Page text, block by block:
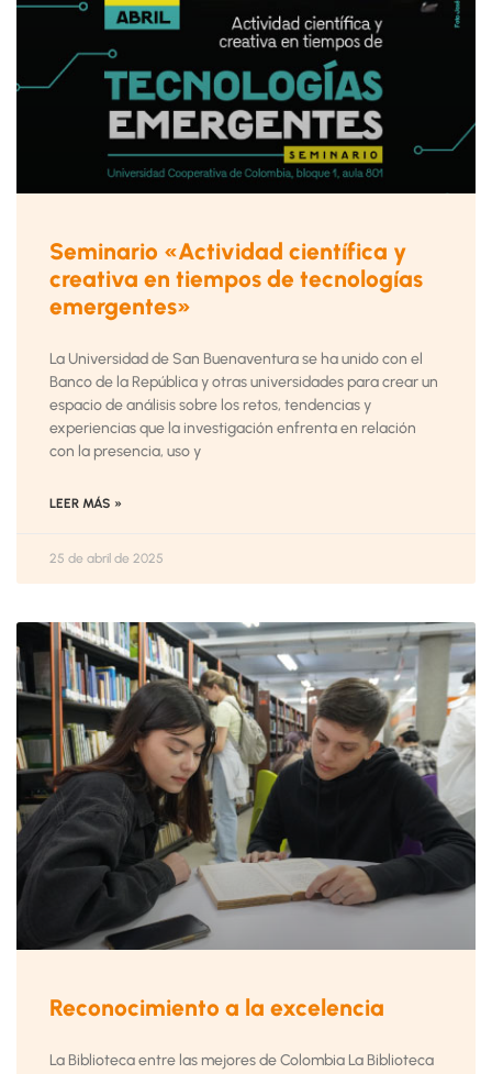
Seminario «Actividad científica y
creativa en tiempos de tecnologías
emergentes»
La Universidad de San Buenaventura se ha unido con el
Banco de la República y otras universidades para crear un
espacio de análisis sobre los retos, tendencias y
experiencias que la investigación enfrenta en relación
con la presencia, uso y
LEER MÁS »
25 de abril de 2025
Reconocimiento a la excelencia
La Biblioteca entre las mejores de Colombia La Biblioteca